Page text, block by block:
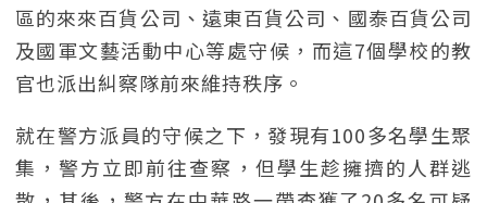
區的來來百貨公司、遠東百貨公司、國泰百貨公司
及國軍文藝活動中心等處守候，而這7個學校的教
官也派出糾察隊前來維持秩序。
就在警方派員的守候之下，發現有100多名學生聚
集，警方立即前往查察，但學生趁擁擠的人群逃